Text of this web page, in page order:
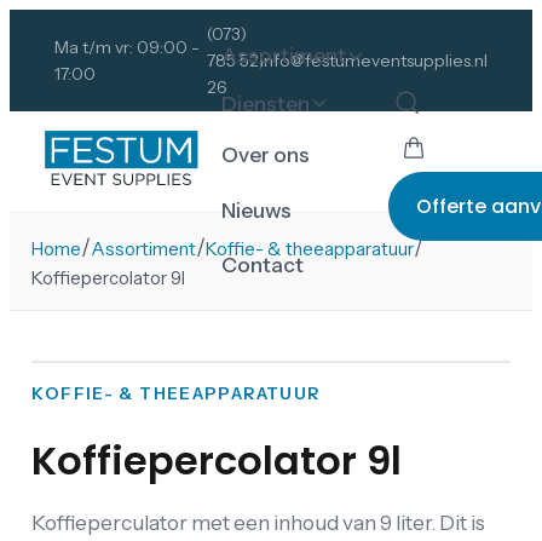
Ma t/m vr: 09:00 -
17:00
(073)
785 52
26
info@festumeventsupplies.nl
Assortiment
Diensten
Over ons
Nieuws
Contact
Offerte
Home/Assortiment/Koffie- & theeapparatuur/
Koffiepercolator 9l
KOFFIE- & THEEAPPARATUUR
Koffiepercolator 9l
Koffieperculator met een inhoud van 9 liter. Dit is